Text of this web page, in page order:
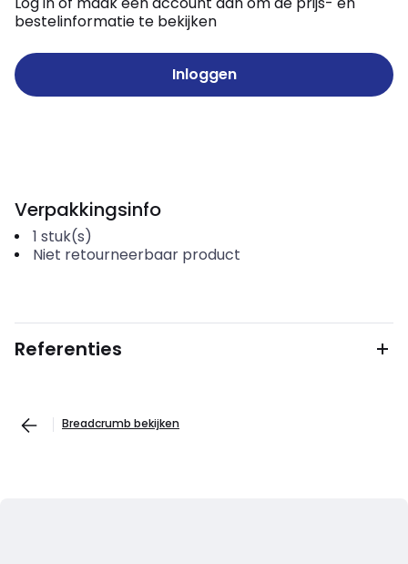
bestelinformatie te bekijken
Inloggen
Verpakkingsinfo
1 stuk(s)
Niet retourneerbaar product
Referenties
Breadcrumb bekijken